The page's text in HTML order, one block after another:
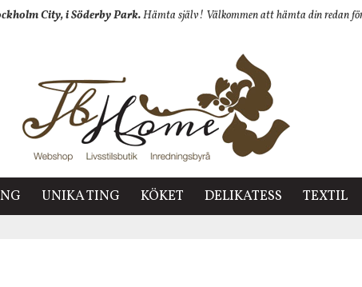
City, i Söderby Park.Hämta själv! Välkommen att hämta din redan
UNIKA TING KÖKET DELIKATESS TEXTIL